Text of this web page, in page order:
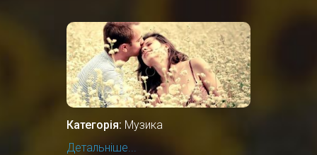
Категорія: Музика
Детальніше...